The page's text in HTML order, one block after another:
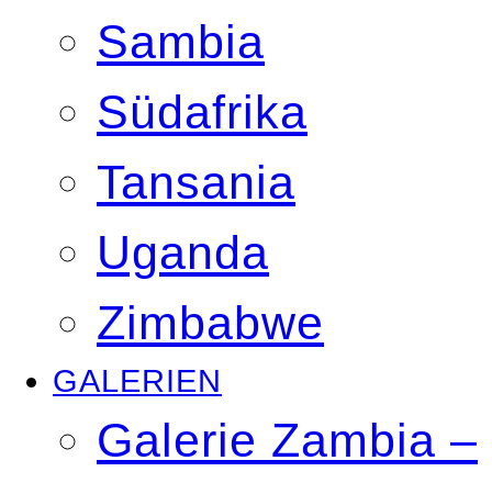
Sambia
Südafrika
Tansania
Uganda
Zimbabwe
GALERIEN
Galerie Zambia –